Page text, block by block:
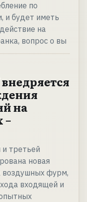
по
и будет иметь
на
вопрос о вы
на
–
третьей
новая
воздушных фурм,
входящей и